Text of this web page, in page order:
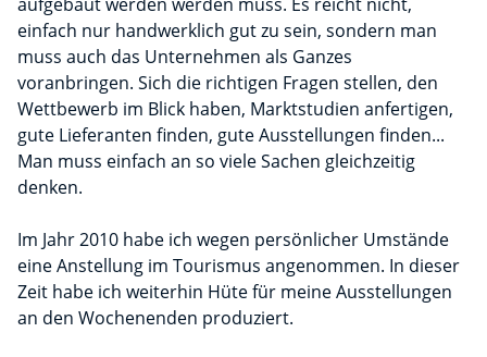
einfach nur handwerklich gut zu sein, sondern man
muss auch das Unternehmen als Ganzes
voranbringen. Sich die richtigen Fragen stellen, den
Wettbewerb im Blick haben, Marktstudien anfertigen,
gute Lieferanten finden, gute Ausstellungen finden...
Man muss einfach an so viele Sachen gleichzeitig
denken.
Im Jahr 2010 habe ich wegen persönlicher Umstände
eine Anstellung im Tourismus angenommen. In dieser
Zeit habe ich weiterhin Hüte für meine Ausstellungen
an den Wochenenden produziert.